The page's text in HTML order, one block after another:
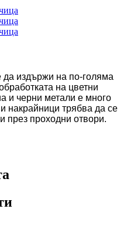
издържи на по-голяма
на цветни
и черни метали е много
накрайници трябва да се
през проходни отвори.